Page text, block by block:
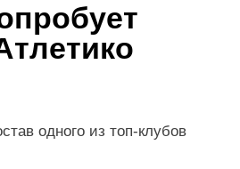
одного из топ-клубов